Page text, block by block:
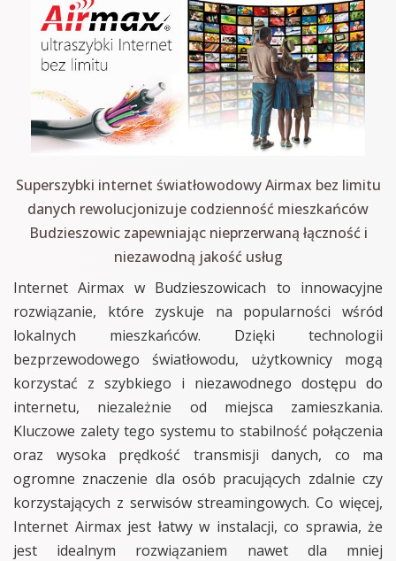
Superszybki internet światłowodowy Airmax bez limitu
danych rewolucjonizuje codzienność mieszkańców
Budzieszowic zapewniając nieprzerwaną łączność i
niezawodną jakość usług
Internet Airmax w Budzieszowicach to innowacyjne
rozwiązanie, które zyskuje na popularności wśród
lokalnych mieszkańców. Dzięki technologii
bezprzewodowego światłowodu, użytkownicy mogą
korzystać z szybkiego i niezawodnego dostępu do
internetu, niezależnie od miejsca zamieszkania.
Kluczowe zalety tego systemu to stabilność połączenia
oraz wysoka prędkość transmisji danych, co ma
ogromne znaczenie dla osób pracujących zdalnie czy
korzystających z serwisów streamingowych. Co więcej,
Internet Airmax jest łatwy w instalacji, co sprawia, że
jest idealnym rozwiązaniem nawet dla mniej